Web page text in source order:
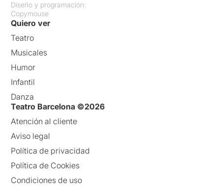
Diseño y programación:
Copymouse
Quiero ver
Teatro
Musicales
Humor
Infantil
Danza
Teatro Barcelona ©2026
Atención al cliente
Aviso legal
Política de privacidad
Política de Cookies
Condiciones de uso